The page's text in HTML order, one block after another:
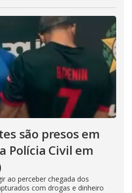
são presos em
Polícia Civil em
ao perceber chegada dos
com drogas e dinheiro